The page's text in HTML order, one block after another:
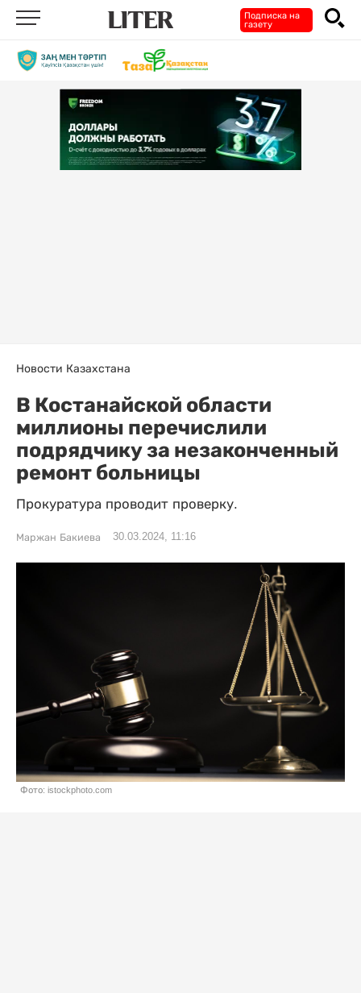
Подписка на
газету
Новости Казахстана
В Костанайской области
миллионы перечислили
подрядчику за незаконченный
ремонт больницы
Прокуратура проводит проверку.
Маржан Бакиева 30.03.2024, 11:16
Фото: istockphoto.com